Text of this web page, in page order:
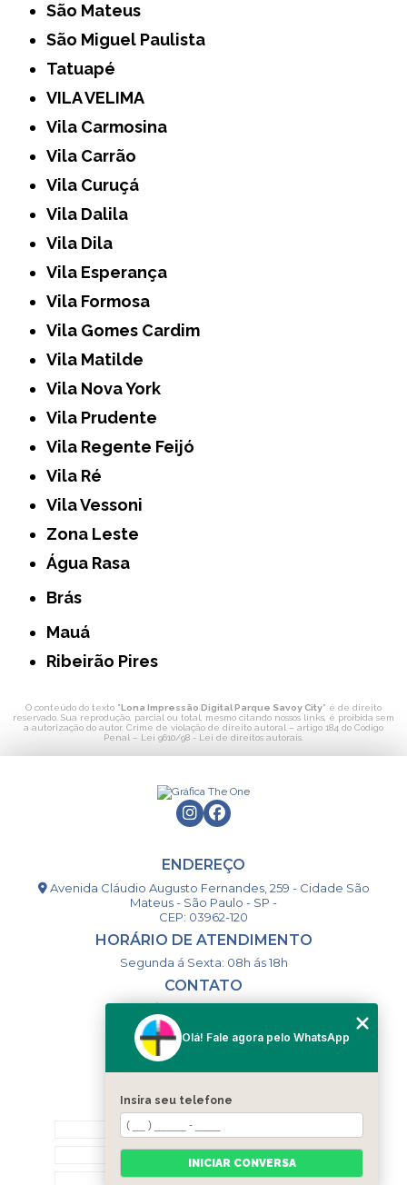
São Mateus
São Miguel Paulista
Tatuapé
VILA VELIMA
Vila Carmosina
Vila Carrão
Vila Curuçá
Vila Dalila
Vila Dila
Vila Esperança
Vila Formosa
Vila Gomes Cardim
Vila Matilde
Vila Nova York
Vila Prudente
Vila Regente Feijó
Vila Ré
Vila Vessoni
Zona Leste
Água Rasa
Brás
Mauá
Ribeirão Pires
O conteúdo do texto "Lona Impressão Digital Parque Savoy City" é de direito
reservado. Sua reprodução, parcial ou total, mesmo citando nossos links, é proibida sem
a autorização do autor. Crime de violação de direito autoral – artigo 184 do Código
Penal – Lei 9610/98 - Lei de direitos autorais
ENDEREÇO
Avenida Cláudio Augusto Fernandes, 259 - Cidade São
Mateus - São Paulo - SP -
CEP: 03962-120
HORÁRIO DE ATENDIMENTO
Segunda á Sexta: 08h ás 18h
CONTATO
(11) 98993-9556
togsm1@gmail.com
MENU
HOME
CONTATO
Olá! Fale agora pelo WhatsApp
Insira seu telefone
INICIAR CONVERSA